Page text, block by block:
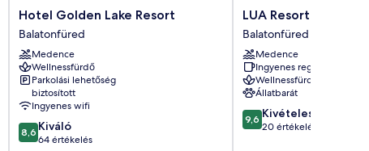
Hotel
Golden
Lake
Resort
Balatonfüred
Hotel Golden Lake Resort
Balatonfüred
Medence
Wellnessfürdő
Parkolási lehetőség
biztosított
Ingyenes wifi
8.6
ennyiből:
8,6 Kiváló
64 értékelés
LUA
Resort
Balatonfüred
Balatonfüred
LUA Resort
Balatonfüred
Medence
Ingyenes reggeli
Wellnessfürdő
Állatbarát
9.6
ennyiből:
9,6 Kivételes
20 értékelés